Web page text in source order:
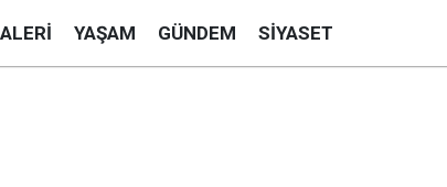
YAŞAM GÜNDEM SIYASET